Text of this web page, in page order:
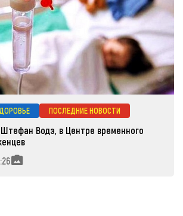
ПОСЛЕДНИЕ НОВОСТИ
Водэ, в Центре временного